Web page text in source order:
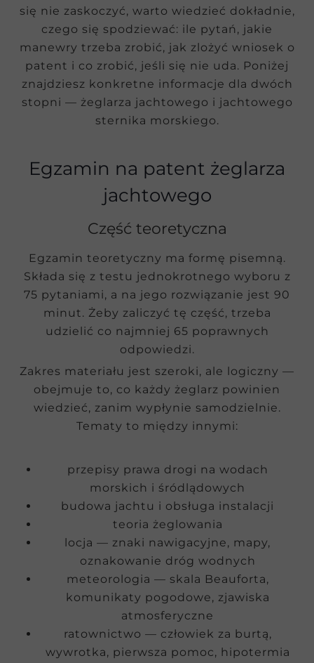
się nie zaskoczyć, warto wiedzieć dokładnie,
czego się spodziewać: ile pytań, jakie
manewry trzeba zrobić, jak zlożyć wniosek o
patent i co zrobić, jeśli się nie uda. Poniżej
znajdziesz konkretne informacje dla dwóch
stopni — żeglarza jachtowego i jachtowego
sternika morskiego.
Egzamin na patent żeglarza
jachtowego
Część teoretyczna
Egzamin teoretyczny ma formę pisemną.
Składa się z testu jednokrotnego wyboru z
75 pytaniami, a na jego rozwiązanie jest 90
minut. Żeby zaliczyć tę część, trzeba
udzielić co najmniej 65 poprawnych
odpowiedzi.
Zakres materiału jest szeroki, ale logiczny —
obejmuje to, co każdy żeglarz powinien
wiedzieć, zanim wypłynie samodzielnie.
Tematy to między innymi:
przepisy prawa drogi na wodach
morskich i śródlądowych
budowa jachtu i obsługa instalacji
teoria żeglowania
locja — znaki nawigacyjne, mapy,
oznakowanie dróg wodnych
meteorologia — skala Beauforta,
komunikaty pogodowe, zjawiska
atmosferyczne
ratownictwo — człowiek za burtą,
wywrotka, pierwsza pomoc, hipotermia